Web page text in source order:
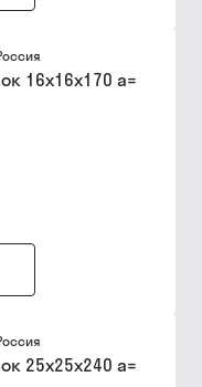
16х16х170 a=
25х25х240 a=